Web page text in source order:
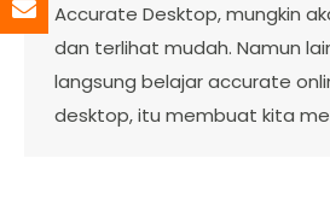
Accurate Desktop, mungkin
dan terlihat mudah. Namun
langsung belajar accurate
desktop, itu membuat kita